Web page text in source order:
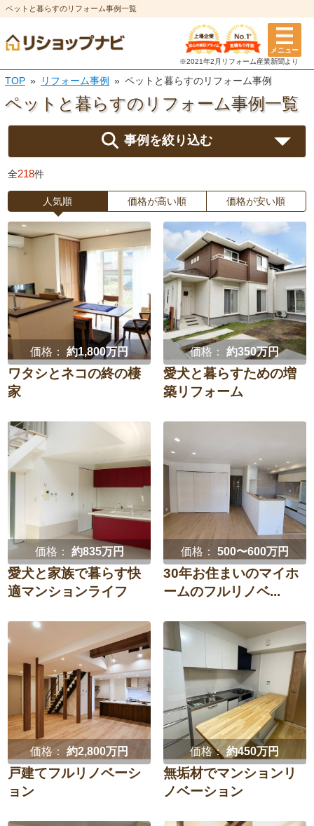
ペットと暮らすのリフォーム事例一覧
メニュー
※2021年2月リフォーム産業新聞より
TOP リフォーム事例 ペットと暮らすのリフォーム事例
ペットと暮らすのリフォーム事例一覧
事例を絞り込む
全218件
人気順 価格が高い順 価格が安い順
価格：約1,800万円
ワタシとネコの終の棲
家
価格：約350万円
愛犬と暮らすための増
築リフォーム
価格： 約835万円
愛犬と家族で暮らす快
適マンションライフ
価格： 500〜600万円
30年お住まいのマイホ
ームのフルリノベ...
価格：約2,800万円
戸建てフルリノベーシ
ョン
価格：約450万円
無垢材でマンションリ
ノベーション